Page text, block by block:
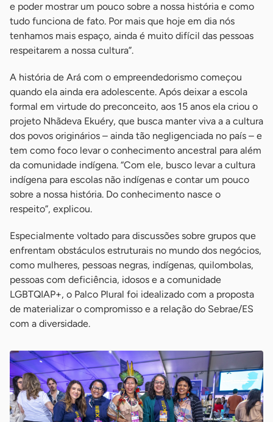
e poder mostrar um pouco sobre a nossa história e como
tudo funciona de fato. Por mais que hoje em dia nós
tenhamos mais espaço, ainda é muito difícil das pessoas
respeitarem a nossa cultura”.
A história de Ará com o empreendedorismo começou
quando ela ainda era adolescente. Após deixar a escola
formal em virtude do preconceito, aos 15 anos ela criou o
projeto Nhãdeva Ekuéry, que busca manter viva a a cultura
dos povos originários – ainda tão negligenciada no país – e
tem como foco levar o conhecimento ancestral para além
da comunidade indígena. “Com ele, busco levar a cultura
indígena para escolas não indígenas e contar um pouco
sobre a nossa história. Do conhecimento nasce o
respeito”, explicou.
Especialmente voltado para discussões sobre grupos que
enfrentam obstáculos estruturais no mundo dos negócios,
como mulheres, pessoas negras, indígenas, quilombolas,
pessoas com deficiência, idosos e a comunidade
LGBTQIAP+, o Palco Plural foi idealizado com a proposta
de materializar o compromisso e a relação do Sebrae/ES
com a diversidade.